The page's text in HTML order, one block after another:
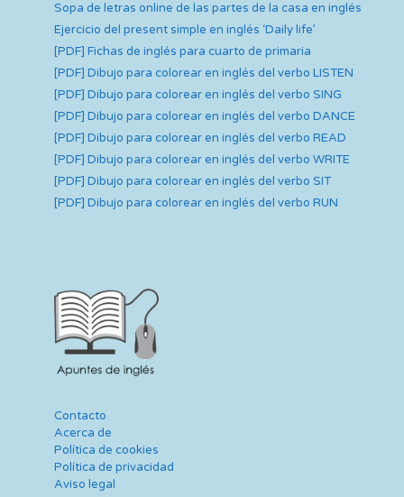
Sopa de letras online de las partes de la casa en inglés
Ejercicio del present simple en inglés ‘Daily life’
[PDF] Fichas de inglés para cuarto de primaria
[PDF] Dibujo para colorear en inglés del verbo LISTEN
[PDF] Dibujo para colorear en inglés del verbo SING
[PDF] Dibujo para colorear en inglés del verbo DANCE
[PDF] Dibujo para colorear en inglés del verbo READ
[PDF] Dibujo para colorear en inglés del verbo WRITE
[PDF] Dibujo para colorear en inglés del verbo SIT
[PDF] Dibujo para colorear en inglés del verbo RUN
Contacto
Acerca de
Política de cookies
Política de privacidad
Aviso legal